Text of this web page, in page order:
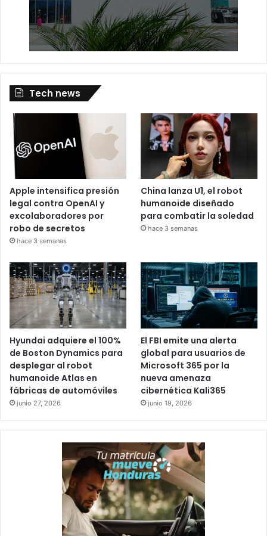
Tech news
Apple intensifica presión
legal contra OpenAI y
excolaboradores por
robo de secretos
hace 3 semanas
China lanza U1, el robot
humanoide diseñado
para combatir la soledad
hace 3 semanas
Hyundai adquiere el 100%
de Boston Dynamics para
desplegar al robot
humanoide Atlas en
fábricas de automóviles
junio 27, 2026
El FBI emite una alerta
global para usuarios de
Microsoft 365 por la
nueva amenaza
cibernética Kali365
junio 19, 2026